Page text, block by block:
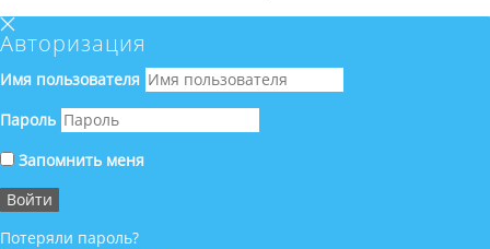
Авторизация
Имя пользователя
Пароль
Запомнить меня
Потеряли пароль?